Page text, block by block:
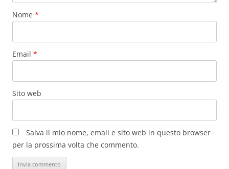
Nome *
Email *
Sito web
Salva il mio nome, email e sito web in questo browser
per la prossima volta che commento.